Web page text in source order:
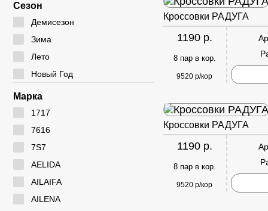
Сезон
Демисезон
Зима
Лето
Новый Год
Марка
1717
7616
7S7
AELIDA
AILAIFA
AILENA
Кроссовки РАДУГА
1190 р.
8 пар в кор.
9520 р/кор
Кроссовки РАДУГА
1190 р.
8 пар в кор.
9520 р/кор